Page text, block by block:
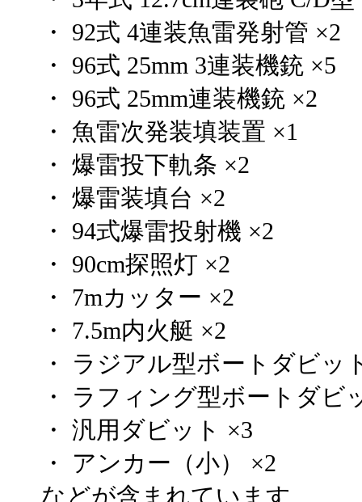
・ 92式 4連装魚雷発射管 ×2
・ 96式 25mm 3連装機銃 ×5
・ 96式 25mm連装機銃 ×2
・ 魚雷次発装填装置 ×1
・ 爆雷投下軌条 ×2
・ 爆雷装填台 ×2
・ 94式爆雷投射機 ×2
・ 90cm探照灯 ×2
・ 7mカッター ×2
・ 7.5m内火艇 ×2
・ ラジアル型ボートダビッ
・ ラフィング型ボートダビ
・ 汎用ダビット ×3
・ アンカー（小） ×2
などが含まれています